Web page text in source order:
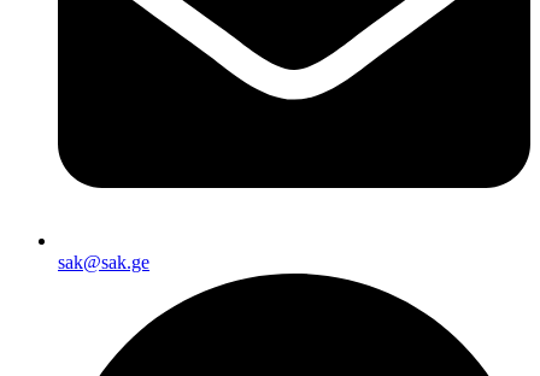
sak@sak.ge